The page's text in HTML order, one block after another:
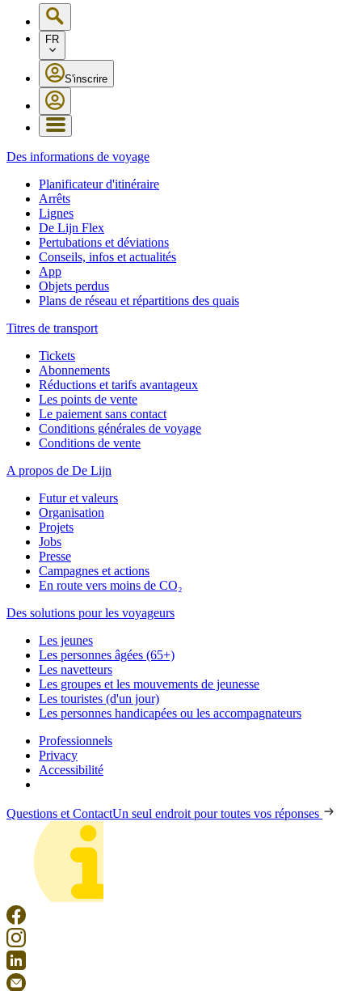
FR
S'inscrire
Des informations de voyage
Planificateur d'itinéraire
Arrêts
Lignes
De Lijn Flex
Pertubations et déviations
Conseils, infos et actualités
App
Objets perdus
Plans de réseau et répartitions des quais
Titres de transport
Tickets
Abonnements
Réductions et tarifs avantageux
Les points de vente
Le paiement sans contact
Conditions générales de voyage
Conditions de vente
A propos de De Lijn
Futur et valeurs
Organisation
Projets
Jobs
Presse
Campagnes et actions
En route vers moins de CO₂
Des solutions pour les voyageurs
Les jeunes
Les personnes âgées (65+)
Les navetteurs
Les groupes et les mouvements de jeunesse
Les touristes (d'un jour)
Les personnes handicapées ou les accompagnateurs
Professionnels
Privacy
Accessibilité
Questions et ContactUn seul endroit pour toutes vos réponses